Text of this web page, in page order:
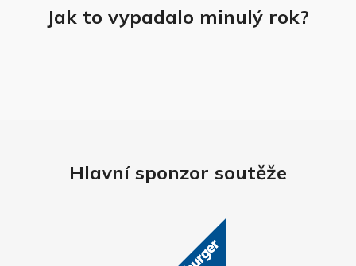
Jak to vypadalo minulý rok?
Hlavní sponzor soutěže